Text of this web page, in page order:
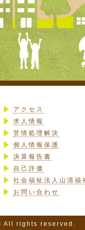
アクセス
求人情報
苦情処理解決
個人情報保護
決算報告書
自己評価
社会福祉法人山清福
お問い合わせ
All rights reserved.